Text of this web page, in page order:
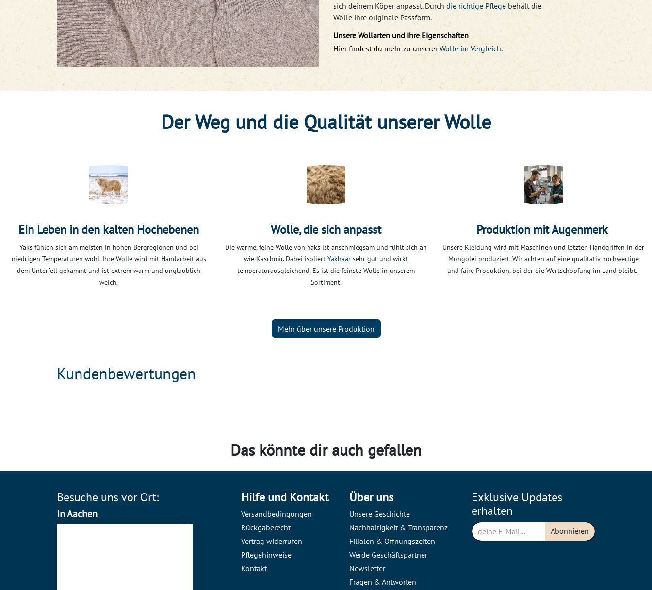
sich deinem Köper anpasst. Durch die richtige Pflege behält die
Wolle ihre originale Passform.
Unsere Wollarten und ihre Eigenschaften
Hier findest du mehr zu unserer Wolle im Vergleich.
Der Weg und die Qualität unserer Wolle
Ein Leben in den kalten Hochebenen
Yaks fühlen sich am meisten in hohen Bergregionen und bei
niedrigen Temperaturen wohl. Ihre Wolle wird mit Handarbeit aus
dem Unterfell gekämmt und ist extrem warm und unglaublich
weich.
Wolle, die sich anpasst
Die warme, feine Wolle von Yaks ist anschmiegsam und fühlt sich an
wie Kaschmir. Dabei isoliert Yakhaar sehr gut und wirkt
temperaturausgleichend. Es ist die feinste Wolle in unserem
Sortiment.
Produktion mit Augenmerk
Unsere Kleidung wird mit Maschinen und letzten Handgriffen in der
Mongolei produziert. Wir achten auf eine qualitativ hochwertige
und faire Produktion, bei der die Wertschöpfung im Land bleibt.
Mehr über unsere Produktion
Kundenbewertungen
Das könnte dir auch gefallen
Besuche uns vor Ort:
In Aachen
Hilfe und Kontakt
Versandbedingungen
Rückgaberecht
Vertrag widerrufen
Pflegehinweise
Kontakt
Über uns
Unsere Geschichte
Nachhaltigkeit & Transparenz
Filialen & Öffnungszeiten
Werde Geschäftspartner
Newsletter
Fragen & Antworten
Exklusive Updates
erhalten
Abonnieren